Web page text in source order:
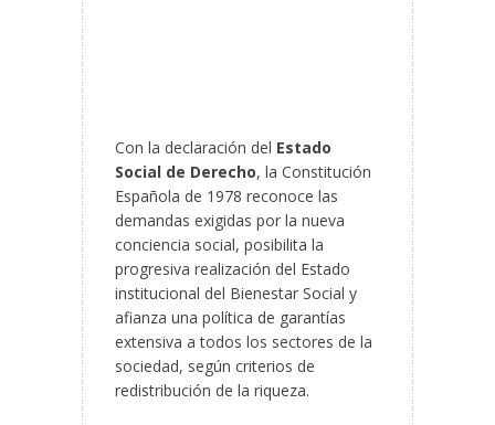
Con la declaración del Estado
Social de Derecho, la Constitución
Española de 1978 reconoce las
demandas exigidas por la nueva
conciencia social, posibilita la
progresiva realización del Estado
institucional del Bienestar Social y
afianza una política de garantías
extensiva a todos los sectores de la
sociedad, según criterios de
redistribución de la riqueza.